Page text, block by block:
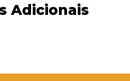
Adicionais